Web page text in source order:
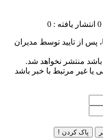
انتشار یافته : 0
از تایید توسط مدیران
منتشر نخواهد شد.
یا غیر مرتبط با خبر باشد
پاک کردن !